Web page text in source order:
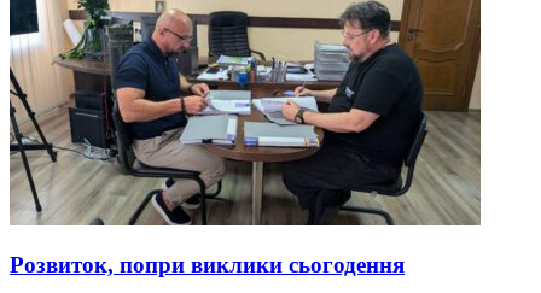
Розвиток, попри виклики сьогодення